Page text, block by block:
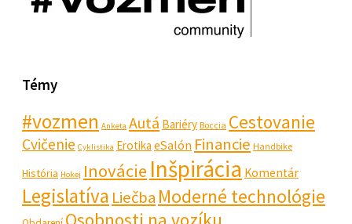
Témy
#vozmen Anketa Autá Bariéry Boccia Cestovanie
Cvičenie Cyklistika Erotika eSalón Financie Handbike
História Hokej Inovácie Inšpirácia Komentár
Legislatíva Liečba Moderné technológie